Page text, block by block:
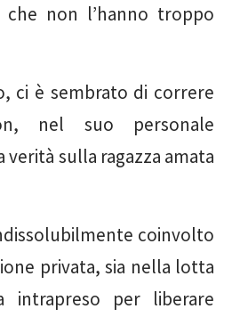
non l’hanno troppo
ci è sembrato di correre
nel suo personale
sulla ragazza amata
coinvolto
privata, sia nella lotta
intrapreso per liberare